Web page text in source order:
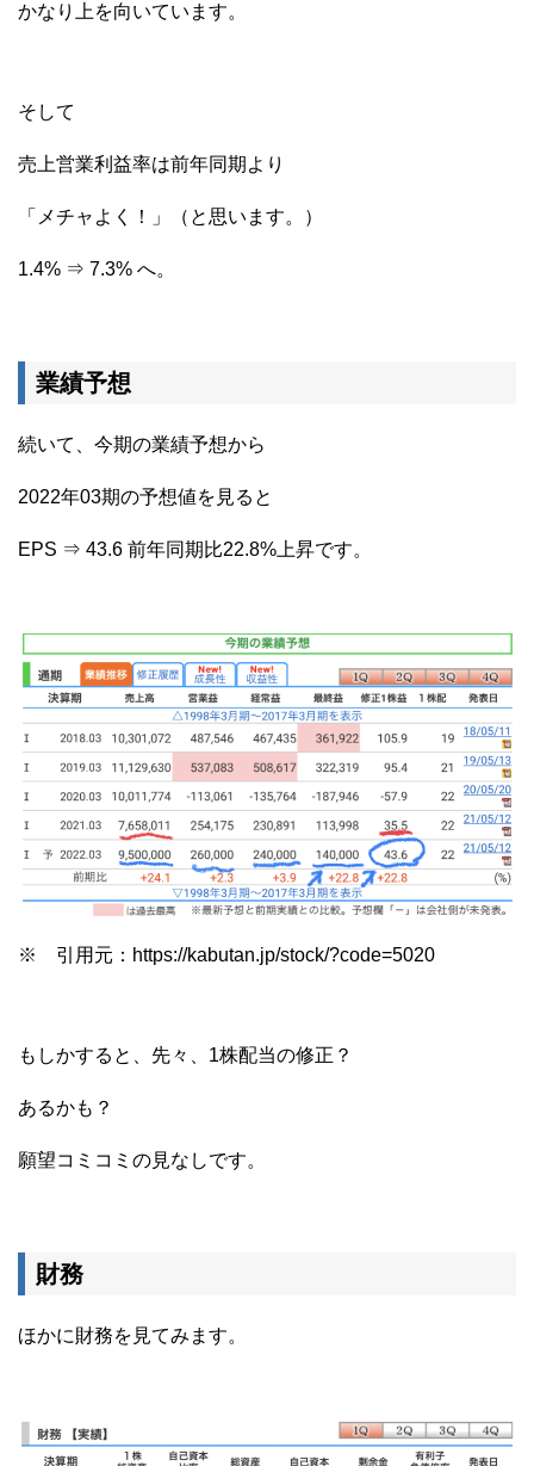
かなり上を向いています。
そして
売上営業利益率は前年同期より
「メチャよく！」（と思います。）
1.4% ⇒ 7.3% へ。
業績予想
続いて、今期の業績予想から
2022年03期の予想値を見ると
EPS ⇒ 43.6 前年同期比22.8%上昇です。
※ 引用元：https://kabutan.jp/stock/?code=5020
もしかすると、先々、1株配当の修正？
あるかも？
願望コミコミの見なしです。
財務
ほかに財務を見てみます。